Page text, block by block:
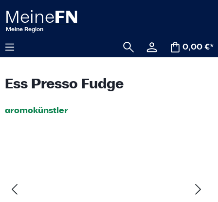
springen
0,00 €*
Ess Presso Fudge
aromokünstler